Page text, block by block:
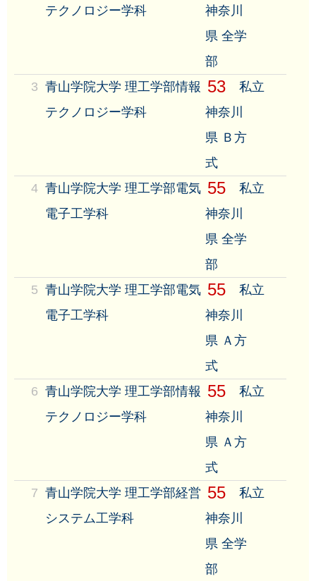
テクノロジー学科
神奈川
県 全学
部
3 青山学院大学 理工学部情報
テクノロジー学科
53
私立
神奈川
県 Ｂ方
式
4 青山学院大学 理工学部電気
電子工学科
55
私立
神奈川
県 全学
部
5 青山学院大学 理工学部電気
電子工学科
55
私立
神奈川
県 Ａ方
式
6 青山学院大学 理工学部情報
テクノロジー学科
55
私立
神奈川
県 Ａ方
式
7 青山学院大学 理工学部経営
システム工学科
55
私立
神奈川
県 全学
部